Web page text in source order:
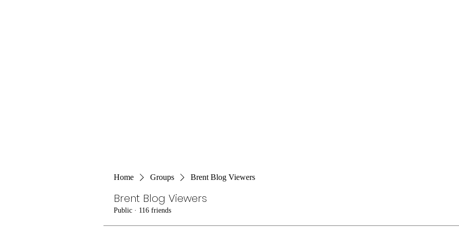
Home Groups Brent Blog Viewers
Brent Blog Viewers
Public · 116 friends